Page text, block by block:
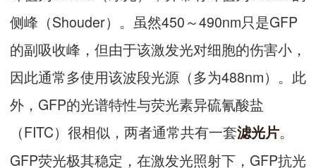
侧峰（Shouder）。虽然450～490nm只是GFP
的副吸收峰，但由于该激发光对细胞的伤害小，
因此通常多使用该波段光源（多为488nm）。此
外，GFP的光谱特性与荧光素异硫氰酸盐
（FITC）很相似，两者通常共有一套滤光片。
GFP荧光极其稳定，在激发光照射下，GFP抗光